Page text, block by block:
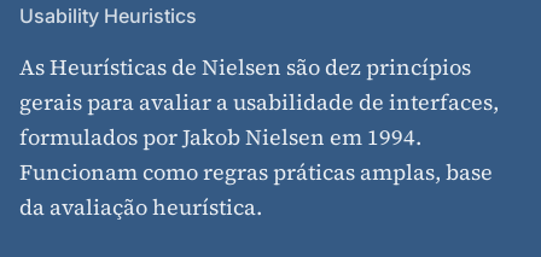
Usability Heuristics
As Heurísticas de Nielsen são dez princípios
gerais para avaliar a usabilidade de interfaces,
formulados por Jakob Nielsen em 1994.
Funcionam como regras práticas amplas, base
da avaliação heurística.